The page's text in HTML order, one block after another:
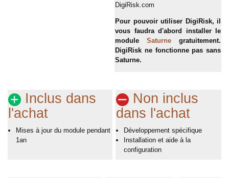
DigiRisk.com
Pour pouvoir utiliser DigiRisk, il
vous faudra d'abord installer le
module Saturne gratuitement.
DigiRisk ne fonctionne pas sans
Saturne.
Inclus dans
l'achat
Mises à jour du module pendant
1an
Non inclus
dans l'achat
Développement spécifique
Installation et aide à la
configuration